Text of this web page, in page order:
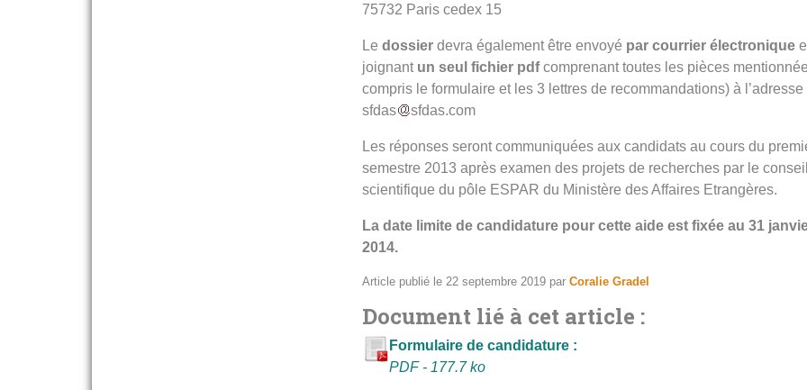
75732 Paris cedex 15
Le dossier devra également être envoyé par courrier électronique
joignantun seul fichier pdfcomprenant toutes les pièces
compris le formulaire et les 3 lettres de recommandations) à l’adresse
sfdas
sfdas.com
Les réponses seront communiquées aux candidats au cours du
semestre 2013 après examen des projets de recherches par le conseil
scientifique du pôle ESPAR du Ministère des Affaires Etrangères.
La date limite de candidature pour cette aide est fixée au 31
2014.
Article publié le 22 septembre 2019 par Coralie Gradel
Document lié à cet article :
Formulaire de candidature :
PDF - 177.7 ko